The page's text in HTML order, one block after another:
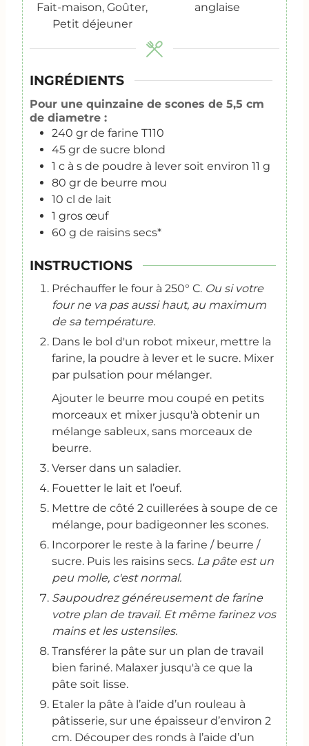
Fait-maison, Goûter,
Petit déjeuner
anglaise
INGRÉDIENTS
Pour une quinzaine de scones de 5,5 cm
de diametre :
240 gr de farine T110
45 gr de sucre blond
1 c à s de poudre à lever soit environ 11 g
80 gr de beurre mou
10 cl de lait
1 gros œuf
60 g de raisins secs*
INSTRUCTIONS
Préchauffer le four à 250° C. Ou si votre
four ne va pas aussi haut, au maximum
de sa température.
Dans le bol d'un robot mixeur, mettre la
farine, la poudre à lever et le sucre. Mixer
par pulsation pour mélanger.
Ajouter le beurre mou coupé en petits
morceaux et mixer jusqu'à obtenir un
mélange sableux, sans morceaux de
beurre.
Verser dans un saladier.
Fouetter le lait et l’oeuf.
Mettre de côté 2 cuillerées à soupe de ce
mélange, pour badigeonner les scones.
Incorporer le reste à la farine / beurre /
sucre. Puis les raisins secs. La pâte est un
peu molle, c'est normal.
Saupoudrez généreusement de farine
votre plan de travail. Et même farinez vos
mains et les ustensiles.
Transférer la pâte sur un plan de travail
bien fariné. Malaxer jusqu'à ce que la
pâte soit lisse.
Etaler la pâte à l’aide d’un rouleau à
pâtisserie, sur une épaisseur d’environ 2
cm. Découper des ronds à l’aide d’un